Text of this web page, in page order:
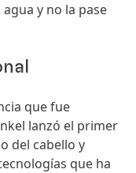
y no la pase
que fue
lanzó el primer
del cabello y
que ha